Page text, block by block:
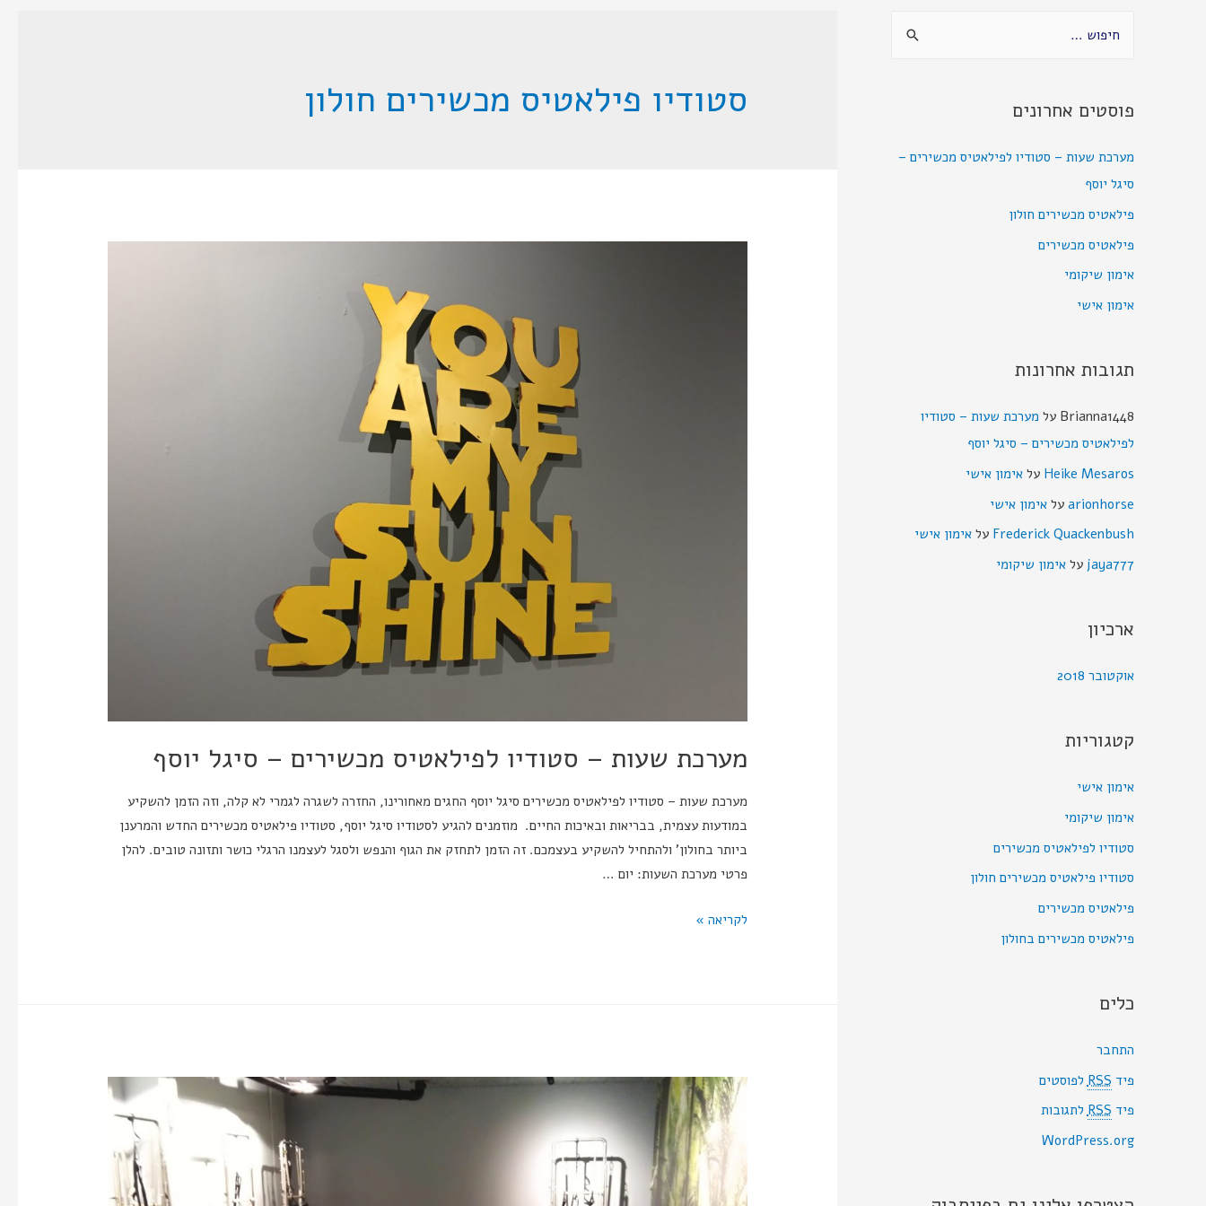
סטודיו פילאטיס מכשירים חולון
מערכת שעות – סטודיו לפילאטיס מכשירים – סיגל יוסף
מערכת שעות – סטודיו לפילאטיס מכשירים סיגל יוסף החגים מאחורינו, החזרה לשגרה לגמרי לא קלה, וזה הזמן להשקיע
במודעות עצמית, בבריאות ובאיכות החיים. מוזמנים להגיע לסטודיו סיגל יוסף, סטודיו פילאטיס מכשירים החדש והמרענן
ביותר בחולון' ולהתחיל להשקיע בעצמכם. זה הזמן לתחזק את הגוף והנפש ולסגל לעצמנו הרגלי כושר ותזונה טובים. להלן
פרטי מערכת השעות: יום …
מ
ו
ס
ט
לקריאה »
:
פוסטים אחרונים
מערכת שעות – סטודיו לפילאטיס מכשירים –
סיגל יוסף
פילאטיס מכשירים חולון
פילאטיס מכשירים
אימון שיקומי
אימון אישי
תגובות אחרונות
Brianna1448 על מערכת שעות – סטודיו
לפילאטיס מכשירים – סיגל יוסף
Heike Mesaros עלאימון אישי
arionhorse עלאימון אישי
Frederick Quackenbush עלאימון אישי
jaya777 עלאימון שיקומי
ארכיון
אוקטובר 2018
קטגוריות
אימון אישי
אימון שיקומי
סטודיו לפילאטיס מכשירים
סטודיו פילאטיס מכשירים חולון
פילאטיס מכשירים
פילאטיס מכשירים בחולון
כלים
התחבר
פיד RSS לפוסטים
פיד RSSלתגובות
WordPress.org